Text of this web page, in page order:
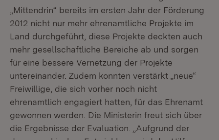
„Mittendrin“ bereits im ersten Jahr der Förderung
2012 nicht nur mehr ehrenamtliche Projekte im
Land durchgeführt, diese Projekte deckten auch
mehr gesellschaftliche Bereiche ab und sorgen
für eine bessere Vernetzung der Projekte
untereinander. Zudem konnten verstärkt „neue“
Freiwillige, die sich vorher noch nicht
ehrenamtlich engagiert hatten, für das Ehrenamt
gewonnen werden. Die Ministerin freut sich über
die Ergebnisse der Evaluation. „Aufgrund der